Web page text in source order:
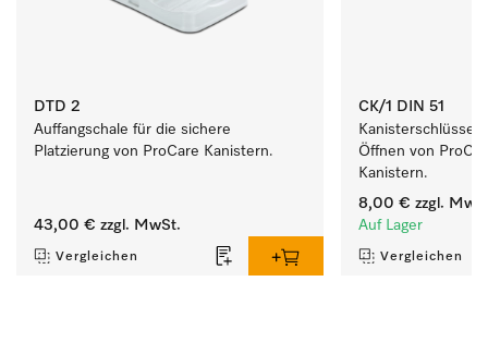
DTD 2
Auffangschale für die sichere
Platzierung von ProCare Kanistern.
43,00 € zzgl. MwSt.
Vergleichen
CK/1 DIN 51
Kanisterschlüssel
Öffnen von
Kanistern.
8,00 € zzgl.
Auf Lager
Vergleichen